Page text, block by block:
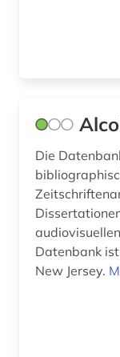
lexikon (5)
literatur (1)
Die
Datenbank
New Jersey.